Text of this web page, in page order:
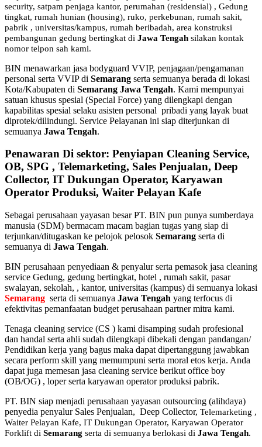
security, satpam penjaga kantor, perumahan (residensial) , Gedung
tingkat, rumah hunian (housing), ruko, perkebunan, rumah sakit,
pabrik , universitas/kampus, rumah beribadah, area konstruksi
pembangunan gedung bertingkat di Jawa Tengah silakan kontak
nomor telpon sah kami.
BIN menawarkan jasa bodyguard VVIP, penjagaan/pengamanan
personal serta VVIP di Semarang serta semuanya berada di lokasi
Kota/Kabupaten di Semarang Jawa Tengah. Kami mempunyai
satuan khusus spesial (Special Force) yang dilengkapi dengan
kapabilitas spesial selaku asisten personal pribadi yang layak buat
diprotek/dilindungi. Service Pelayanan ini siap diterjunkan di
semuanya Jawa Tengah.
Penawaran Di sektor: Penyiapan Cleaning Service,
OB, SPG , Telemarketing, Sales Penjualan, Deep
Collector, IT Dukungan Operator, Karyawan
Operator Produksi, Waiter Pelayan Kafe
Sebagai perusahaan yayasan besar PT. BIN pun punya sumberdaya
manusia (SDM) bermacam macam bagian tugas yang siap di
terjunkan/ditugaskan ke pelojok pelosok Semarang serta di
semuanya di Jawa Tengah.
BIN perusahaan penyediaan & penyalur serta pemasok jasa cleaning
service Gedung, gedung bertingkat, hotel , rumah sakit, pasar
swalayan, sekolah, , kantor, universitas (kampus) di semuanya lokasi
Semarang serta di semuanya Jawa Tengah yang terfocus di
efektivitas pemanfaatan budget perusahaan partner mitra kami.
Tenaga cleaning service (CS ) kami disamping sudah profesional
dan handal serta ahli sudah dilengkapi dibekali dengan pandangan/
Pendidikan kerja yang bagus maka dapat dipertanggung jawabkan
secara perform skill yang memumpuni serta moral etos kerja. Anda
dapat juga memesan jasa cleaning service berikut office boy
(OB/OG) , loper serta karyawan operator produksi pabrik.
PT. BIN siap menjadi perusahaan yayasan outsourcing (alihdaya)
penyedia penyalur Sales Penjualan, Deep Collector, Telemarketing ,
Waiter Pelayan Kafe, IT Dukungan Operator, Karyawan Operator
Forklift di Semarang serta di semuanya berlokasi di Jawa Tengah.